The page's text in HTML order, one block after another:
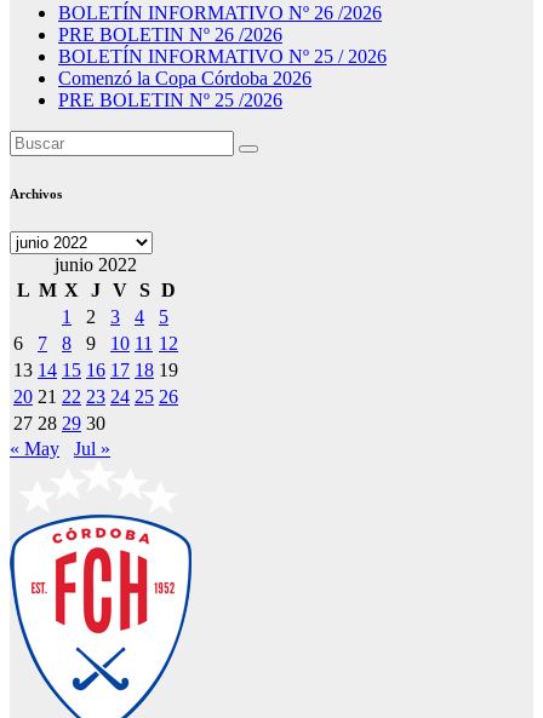
BOLETÍN INFORMATIVO Nº 26 /2026
PRE BOLETIN Nº 26 /2026
BOLETÍN INFORMATIVO Nº 25 / 2026
Comenzó la Copa Córdoba 2026
PRE BOLETIN Nº 25 /2026
Archivos
Archivos
junio 2022
L M X J V S D
1
2 3 4
5
6
7 8 9 10 11 12
13 14 15 16 17 18 19
20 21 22 23 24 25 26
27 28 29 30
« May
Jul »